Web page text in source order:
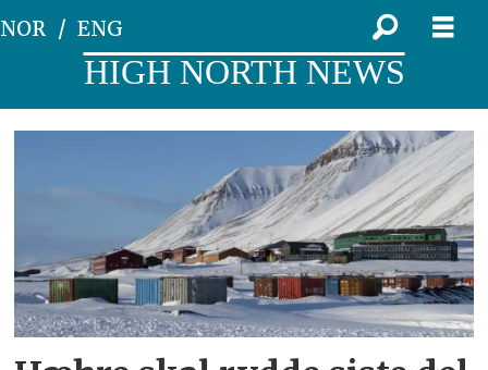
NOR ENG
HIGH NORTH NEWS